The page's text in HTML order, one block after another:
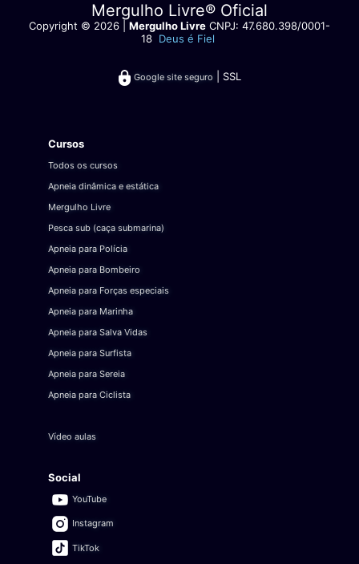
Mergulho Livre® Oficial
Copyright © 2026 | Mergulho Livre CNPJ: 47.680.398/0001-
18 Deus é Fiel
Google site seguro | SSL
Cursos
Todos os cursos
Apneia dinâmica e estática
Mergulho Livre
Pesca sub (caça submarina)
Apneia para Polícia
Apneia para Bombeiro
Apneia para Forças especiais
Apneia para Marinha
Apneia para Salva Vidas
Apneia para Surfista
Apneia para Sereia
Apneia para Ciclista
Vídeo aulas
Social
YouTube
Instagram
TikTok